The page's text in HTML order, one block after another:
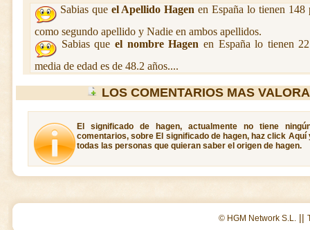
Sabias que el Apellido Hagen en España lo tienen 148
como segundo apellido y Nadie en ambos apellidos.
Sabias que el nombre Hagen en España lo tienen
media de edad es de 48.2 años....
LOS COMENTARIOS MAS
El significado de hagen, actualmente no tiene
comentarios, sobre El significado de hagen, haz click
todas las personas que quieran saber el origen de hagen.
© HGM Network S.L. ||